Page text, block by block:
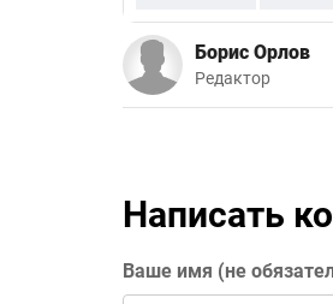
Борис Орлов
Редактор
Написать
Ваше имя (не